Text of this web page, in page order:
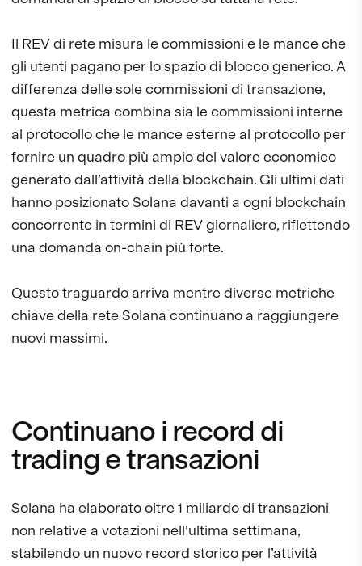
Il REV di rete misura le commissioni e le mance che
gli utenti pagano per lo spazio di blocco generico. A
differenza delle sole commissioni di transazione,
questa metrica combina sia le commissioni interne
al protocollo che le mance esterne al protocollo per
fornire un quadro più ampio del valore economico
generato dall’attività della blockchain. Gli ultimi dati
hanno posizionato Solana davanti a ogni blockchain
concorrente in termini di REV giornaliero, riflettendo
una domanda on-chain più forte.
Questo traguardo arriva mentre diverse metriche
chiave della rete Solana continuano a raggiungere
nuovi massimi.
Continuano i record di
trading e transazioni
Solana ha elaborato oltre 1 miliardo di transazioni
non relative a votazioni nell’ultima settimana,
stabilendo un nuovo record storico per l’attività